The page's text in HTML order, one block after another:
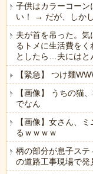
子供はカラーコー
い！ → だが、しか
夫が首を吊った。
るトメに生活費を
としたら…夫にはと
【緊急】 つけ麺
【画像】 うちの猫
でなん
【画像】女さん、
るｗｗｗｗ
柄の部分が息子ステ
の道路工事現場で発